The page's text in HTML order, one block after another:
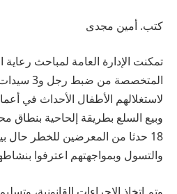
كتب. أمين مجدى
تمكنت الإدارة العامة لمباحث
المتخصصة
لاستغلالهم الأطفال الأحداث في
وبيع السلع بطريقة إلحاحية بنطاق
18 حدثا من المعرضين للخطر حال
والتسول وبمواجهتهم اعترفوا